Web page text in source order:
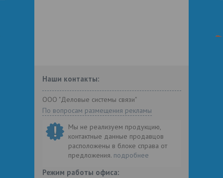
Наши контакты:
ООО "Деловые системы связи"
По вопросам размещения рекламы
Мы не реализуем продукцию,
контактные данные продавцов
расположены в блоке справа от
предложения. подробнее
Режим работы офиса: